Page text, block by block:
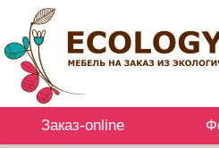
Заказ-online